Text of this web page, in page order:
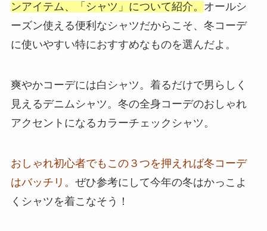
ンアイテム、「シャツ」について紹介。 オールシ
ーズン使える便利なシャツだからこそ、冬コーデ
に使いやすい特におすすめなものを選んだよ。
爽やかコーデには白シャツ。着るだけで男らしく
見えるデニムシャツ。冬の全身コーデのおしゃれ
アクセントになるカラーチェックシャツ。
おしゃれ初心者でもこの３つを押えれば冬コーデ
はバッチリ。 ぜひ参考にして今年の冬はかっこよ
くシャツを着こなそう！